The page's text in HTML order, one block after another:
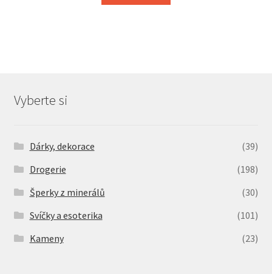
Vyberte si
Dárky, dekorace
(39)
Drogerie
(198)
Šperky z minerálů
(30)
Svíčky a esoterika
(101)
Kameny
(23)